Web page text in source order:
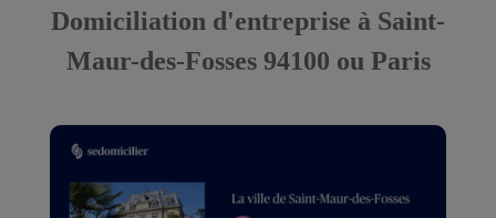
Domiciliation d'entreprise à Saint-
Maur-des-Fosses 94100 ou Paris